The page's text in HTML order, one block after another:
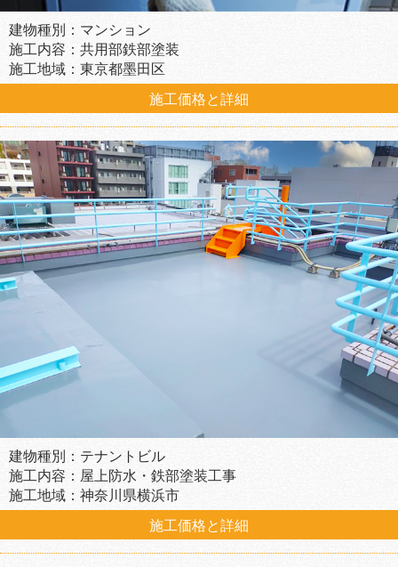
建物種別：マンション
施工内容：共用部鉄部塗装
施工地域：東京都墨田区
施工価格と詳細
建物種別：テナントビル
施工内容：屋上防水・鉄部塗装工事
施工地域：神奈川県横浜市
施工価格と詳細